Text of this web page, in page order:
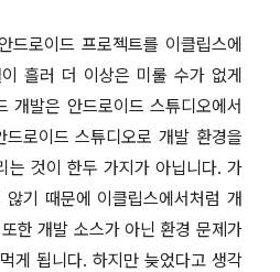
드로이드 프로젝트를 이클립스에
흘러 더 이상은 미룰 수가 없게
개발은 안드로이드 스튜디오에서
드로이드 스튜디오로 개발 환경을
는 것이 한두 가지가 아닙니다. 가
기 때문에 이클립스에서처럼 개
또한 개발 소스가 아닌 환경 문제가
게 됩니다. 하지만 늦었다고 생각